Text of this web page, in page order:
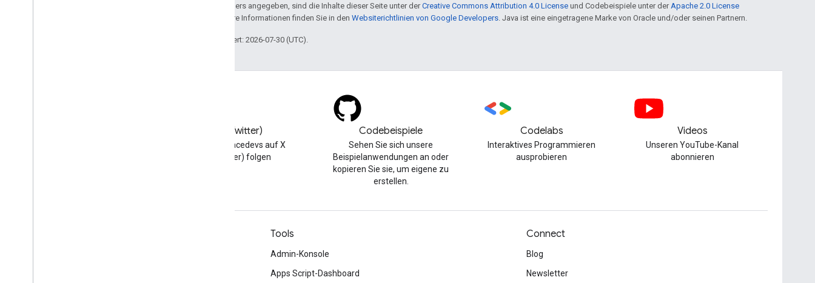
Sofern nicht anders angegeben, sind die Inhalte dieser Seite unter derCreative Commons Attribution 4.0 License und Codebeispiele unter der Apache 2.0 License
lizenziert. Weitere Informationen finden Sie in den Websiterichtlinien von Google Developers . Java ist eine eingetragene Marke von Oracle und/oder seinen Partnern.
Zuletzt aktualisiert: 2026-07-30 (UTC).
X (Twitter)
@workspacedevs auf X
(Twitter) folgen
Codebeispiele
Sehen Sie sich unsere
Beispielanwendungen an oder
kopieren Sie sie, um eigene zu
erstellen.
Codelabs
Interaktives Programmieren
ausprobieren
Videos
Unseren YouTube-Kanal
abonnieren
Tools
Admin-Konsole
Apps Script-Dashboard
Connect
Blog
Newsletter